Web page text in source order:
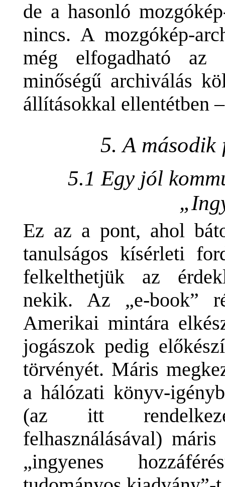
de a hasonló
nincs. A mozgókép-
még elfogadható az
minőségű archiválás
állításokkal ellentétben
5. A
5.1 Egy jól
Ez az a pont, ahol
tanulságos kísérleti
felkelthetjük az
nekik. Az „e-book”
Amerikai mintára
jogászok pedig
törvényét. Máris
a hálózati könyv-
(az itt
felhasználásával)
„ingyenes